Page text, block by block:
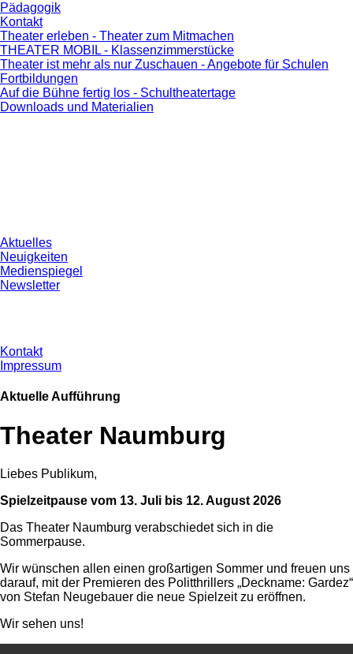
Pädagogik
Kontakt
Theater erleben - Theater zum Mitmachen
THEATER MOBIL - Klassenzimmerstücke
Theater ist mehr als nur Zuschauen - Angebote für Schulen
Fortbildungen
Auf die Bühne fertig los - Schultheatertage
Downloads und Materialien
Aktuelles
Neuigkeiten
Medienspiegel
Newsletter
Kontakt
Impressum
Aktuelle Aufführung
Theater Naumburg
Liebes Publikum,
Spielzeitpause vom 13. Juli bis 12. August 2026
Das Theater Naumburg verabschiedet sich in die
Sommerpause.
Wir wünschen allen einen großartigen Sommer und freuen uns
darauf, mit der Premieren des Politthrillers „Deckname: Gardez“
von Stefan Neugebauer die neue Spielzeit zu eröffnen.
Wir sehen uns!